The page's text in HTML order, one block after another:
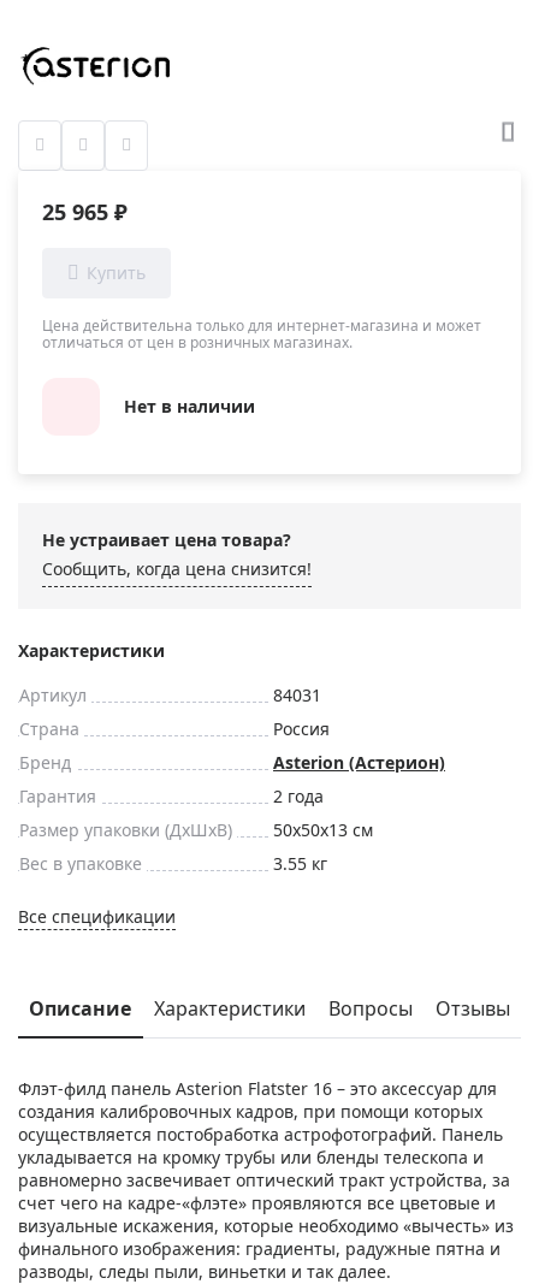
25 965 ₽
Цена действительна только для интернет-магазина и может
отличаться от цен в розничных магазинах.
Нет в наличии
Не устраивает цена товара?
Сообщить, когда цена снизится!
Характеристики
Артикул
84031
Страна
Россия
Бренд
Asterion (Астерион)
Гарантия
2 года
Размер упаковки (ДxШxВ)
50x50x13 см
Вес в упаковке
3.55 кг
Все спецификации
Описание Характеристики Вопросы Отзывы
Флэт-филд панель Asterion Flatster 16 – это аксессуар для
создания калибровочных кадров, при помощи которых
осуществляется постобработка астрофотографий. Панель
укладывается на кромку трубы или бленды телескопа и
равномерно засвечивает оптический тракт устройства, за
счет чего на кадре-«флэте» проявляются все цветовые и
визуальные искажения, которые необходимо «вычесть» из
финального изображения: градиенты, радужные пятна и
разводы, следы пыли, виньетки и так далее.